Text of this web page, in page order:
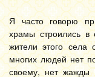
Я часто говорю
храмы строились в
жители этого
многих людей нет
своему, нет жажды